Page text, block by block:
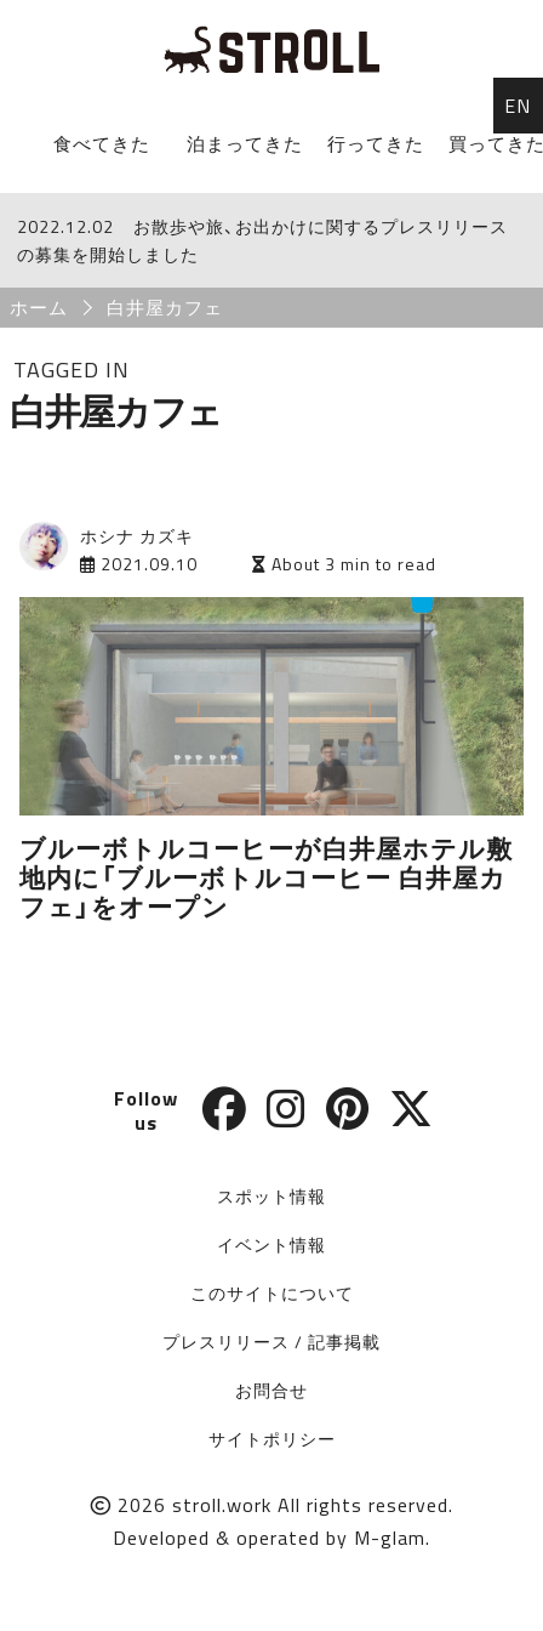
STROLL Menu
食べてきた 泊まってきた 行ってきた 買ってき
STROLLからのお知らせ
2022.12.02
お散歩や旅、お出かけに関するプレスリリース
の募集を開始しました
Breadcrumb
ホーム 白井屋カフェ
TAGGED IN
白井屋カフェ
ホシナ カズキ
2021.09.10
About 3 min to read
ブルーボトルコーヒーが白井屋ホテル敷
地内に「ブルーボトルコーヒー 白井屋カ
フェ」をオープン
Follow
us
スポット情報
イベント情報
このサイトについて
プレスリリース / 記事掲載
お問合せ
サイトポリシー
2026 stroll.work All rights reserved.
Developed & operated by M-glam.
EN